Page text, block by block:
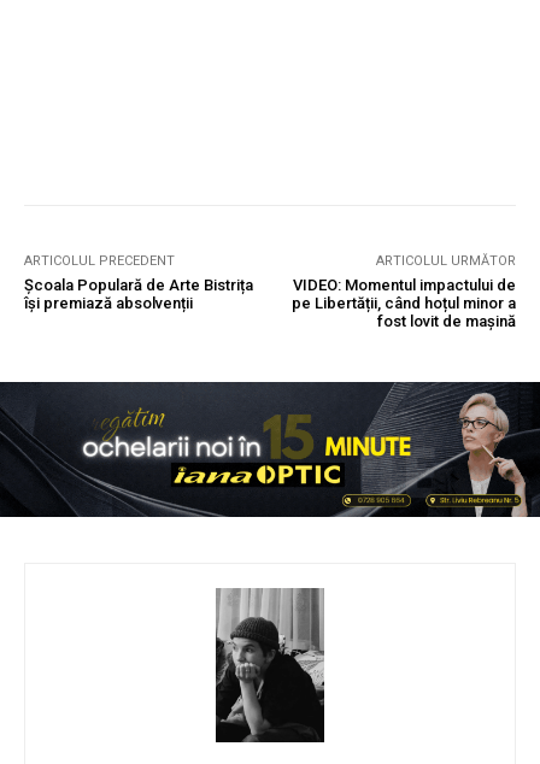
ARTICOLUL PRECEDENT
Școala Populară de Arte Bistrița
își premiază absolvenții
ARTICOLUL URMĂTOR
VIDEO: Momentul impactului de
pe Libertății, când hoțul minor a
fost lovit de mașină